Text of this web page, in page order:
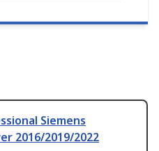
Siemens
2016/2019/2022